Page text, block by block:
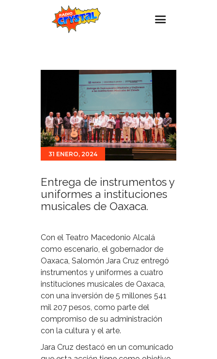
Estaciones
Promociones
Noticias
Para ti
Contacto
31 ENERO, 2024
Entrega de instrumentos y
uniformes a instituciones
musicales de Oaxaca.
Con el Teatro Macedonio Alcalá
como escenario, el gobernador de
Oaxaca, Salomón Jara Cruz entregó
instrumentos y uniformes a cuatro
instituciones musicales de Oaxaca,
con una inversión de 5 millones 541
mil 207 pesos, como parte del
compromiso de su administración
con la cultura y el arte.
Jara Cruz destacó en un comunicado